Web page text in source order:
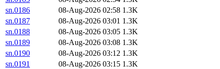
sn.0186
08-Aug-2026 02:58 1.3K
sn.0187
08-Aug-2026 03:01 1.3K
sn.0188
08-Aug-2026 03:05 1.3K
sn.0189
08-Aug-2026 03:08 1.3K
sn.0190
08-Aug-2026 03:12 1.3K
sn.0191
08-Aug-2026 03:15 1.3K